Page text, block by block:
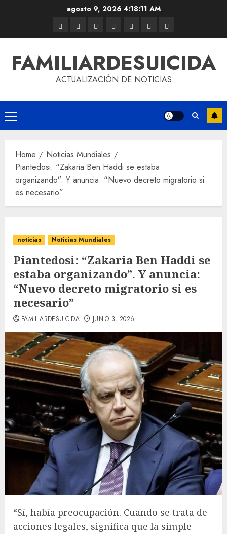
agosto 9, 2026 4:18:12 AM
FAMILIARDESUICIDA
ACTUALIZACIÓN DE NOTICIAS
Home
Noticias Mundiales
Piantedosi: “Zakaria Ben Haddi se estaba
organizando”. Y anuncia: “Nuevo decreto migratorio si
es necesario”
noticias Noticias Mundiales
Piantedosi: “Zakaria Ben Haddi se
estaba organizando”. Y anuncia:
“Nuevo decreto migratorio si es
necesario”
FAMILIARDESUICIDA JUNIO 3, 2026
“Sí, había preocupación. Cuando se trata de
acciones legales, significa que la simple